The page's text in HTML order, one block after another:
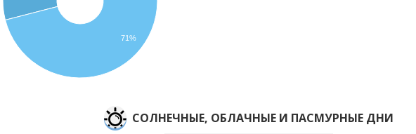
71%
CОЛНЕЧНЫЕ, ОБЛАЧНЫЕ И ПАСМУРНЫЕ ДНИ